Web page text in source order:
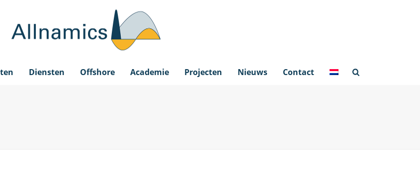
Diensten Offshore Academie Projecten Nieuws Contact